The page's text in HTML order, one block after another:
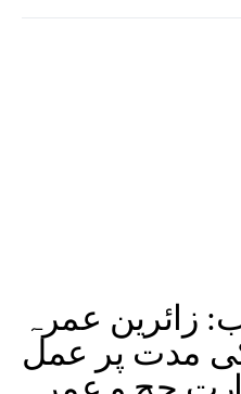
زائرین عمرہ
مدت پر عمل